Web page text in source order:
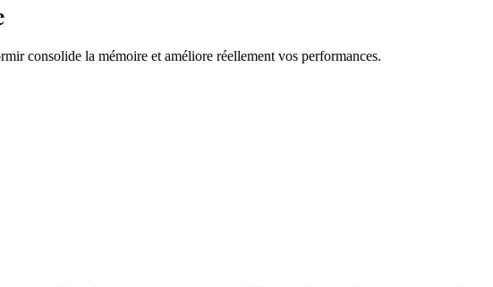
consolide la mémoire et améliore réellement vos performances.